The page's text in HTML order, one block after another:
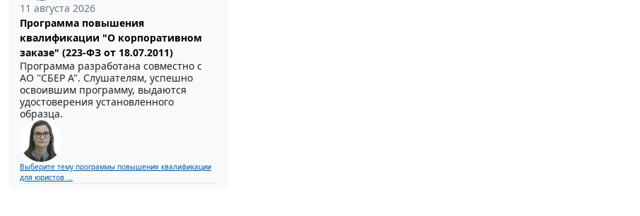
11 августа 2026
Программа повышения
квалификации "О корпоративном
заказе" (223-ФЗ от 18.07.2011)
Программа разработана совместно с
АО ''СБЕР А". Слушателям, успешно
освоившим программу, выдаются
удостоверения установленного
образца.
Выберите тему программы повышения квалификации
для юристов ...